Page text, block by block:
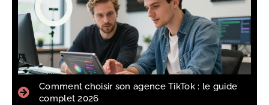
Comment choisir son agence TikTok : le guide
complet 2026